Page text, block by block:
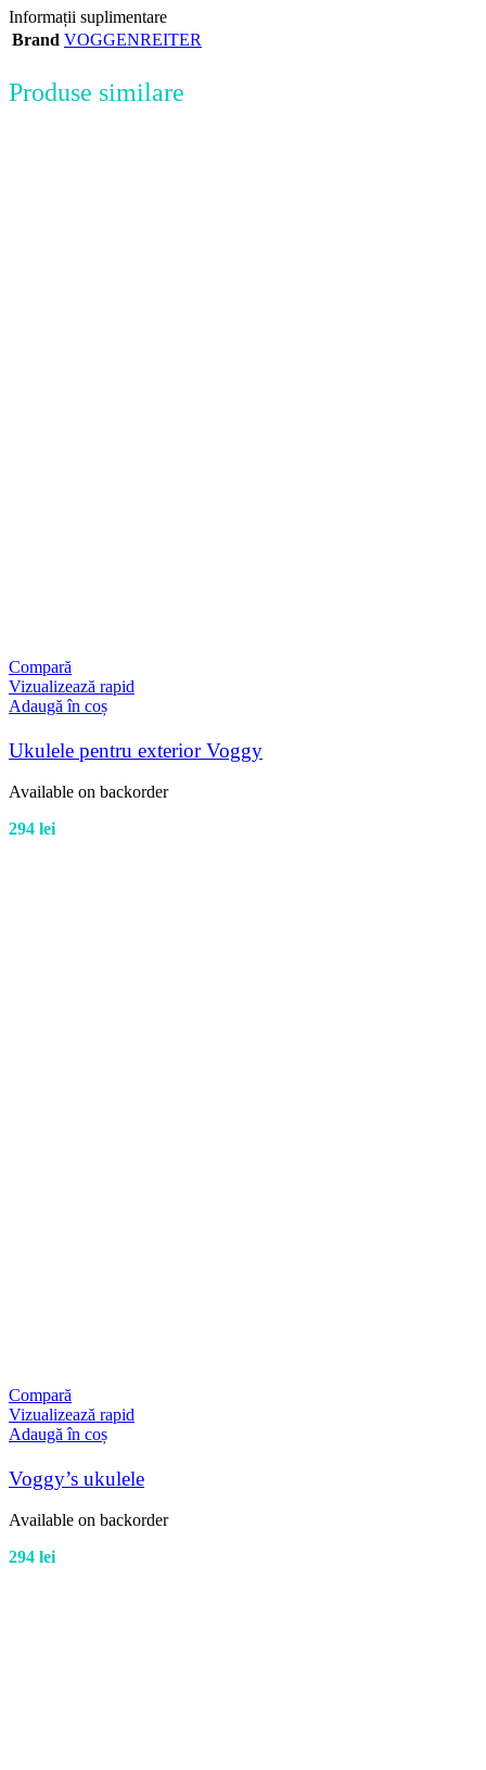
Informații suplimentare
Brand VOGGENREITER
Produse similare
Compară
Vizualizează rapid
Adaugă în coș
Ukulele pentru exterior Voggy
Available on backorder
294 lei
Compară
Vizualizează rapid
Adaugă în coș
Voggy’s ukulele
Available on backorder
294 lei